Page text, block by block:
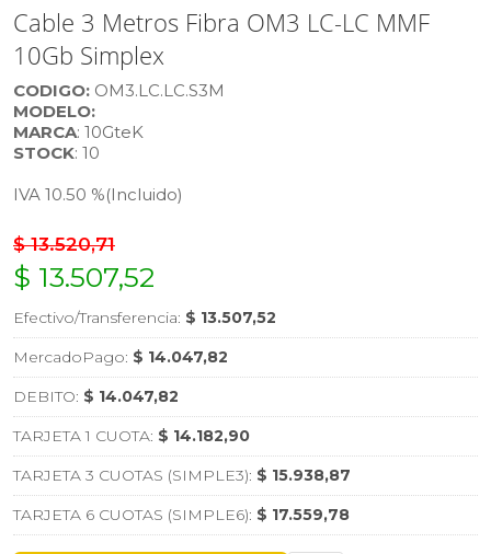
Cable 3 Metros Fibra OM3 LC-LC MMF
10Gb Simplex
CODIGO: OM3.LC.LC.S3M
MODELO:
MARCA: 10GteK
STOCK: 10
IVA 10.50 %(Incluido)
$ 13.520,71
$ 13.507,52
Efectivo/Transferencia: $ 13.507,52
MercadoPago: $ 14.047,82
DEBITO: $ 14.047,82
TARJETA 1 CUOTA: $ 14.182,90
TARJETA 3 CUOTAS (SIMPLE3): $ 15.938,87
TARJETA 6 CUOTAS (SIMPLE6): $ 17.559,78